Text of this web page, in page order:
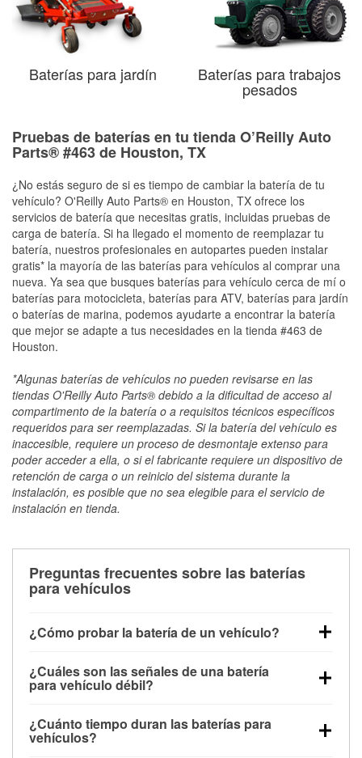
Baterías para jardín Baterías para trabajos
pesados
Pruebas de baterías en tu tienda O’Reilly Auto
Parts® #463 de Houston, TX
¿No estás seguro de si es tiempo de cambiar la batería de tu
vehículo? O'Reilly Auto Parts® en Houston, TX ofrece los
servicios de batería que necesitas gratis, incluidas pruebas de
carga de batería. Si ha llegado el momento de reemplazar tu
batería, nuestros profesionales en autopartes pueden instalar
gratis* la mayoría de las baterías para vehículos al comprar una
nueva. Ya sea que busques baterías para vehículo cerca de mí o
baterías para motocicleta, baterías para ATV, baterías para jardín
o baterías de marina, podemos ayudarte a encontrar la batería
que mejor se adapte a tus necesidades en la tienda #463 de
Houston.
*Algunas baterías de vehículos no pueden revisarse en las
tiendas O'Reilly Auto Parts® debido a la dificultad de acceso al
compartimento de la batería o a requisitos técnicos específicos
requeridos para ser reemplazadas. Si la batería del vehículo es
inaccesible, requiere un proceso de desmontaje extenso para
poder acceder a ella, o si el fabricante requiere un dispositivo de
retención de carga o un reinicio del sistema durante la
instalación, es posible que no sea elegible para el servicio de
instalación en tienda.
Preguntas frecuentes sobre las baterías
para vehículos
¿Cómo probar la batería de un vehículo?
maneras. El método más rápido es utilizar un
multímetro: con el vehículo apagado, conecta los
voltaje: una batería en buen estado y totalmente
cargada debería indicar unos 12.6 voltios. Es
¿Cuáles son las señales de una batería
para vehículo débil?
advertencia. Un arranque lento del motor, faros
tenues, chasquidos al girar la llave o luces de
¿Cuánto tiempo duran las baterías para
vehículos?